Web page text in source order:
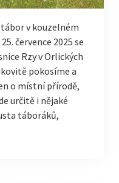
v kouzelném
července 2025 se
Rzy v Orlických
pokosíme a
o místní přírodě,
určitě i nějaké
táboráků,